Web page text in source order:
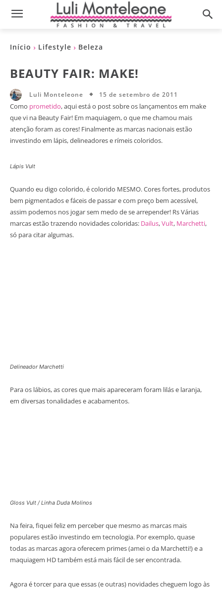
Início Lifestyle Beleza
BEAUTY FAIR: MAKE!
Luli Monteleone 15 de setembro de 2011
Como prometido, aqui está o post sobre os lançamentos em make
que vi na Beauty Fair! Em maquiagem, o que me chamou mais
atenção foram as cores! Finalmente as marcas nacionais estão
investindo em lápis, delineadores e rímeis coloridos.
Lápis Vult
Quando eu digo colorido, é colorido MESMO. Cores fortes, produtos
bem pigmentados e fáceis de passar e com preço bem acessível,
assim podemos nos jogar sem medo de se arrepender! Rs Várias
marcas estão trazendo novidades coloridas: Dailus,Vult, Marchetti,
só para citar algumas.
Delineador Marchetti
Para os lábios, as cores que mais apareceram foram lilás e laranja,
em diversas tonalidades e acabamentos.
Gloss Vult / Linha Duda Molinos
Na feira, fiquei feliz em perceber que mesmo as marcas mais
populares estão investindo em tecnologia. Por exemplo, quase
todas as marcas agora oferecem primes (amei o da Marchetti!) e a
maquiagem HD também está mais fácil de ser encontrada.
Agora é torcer para que essas (e outras) novidades cheguem logo às